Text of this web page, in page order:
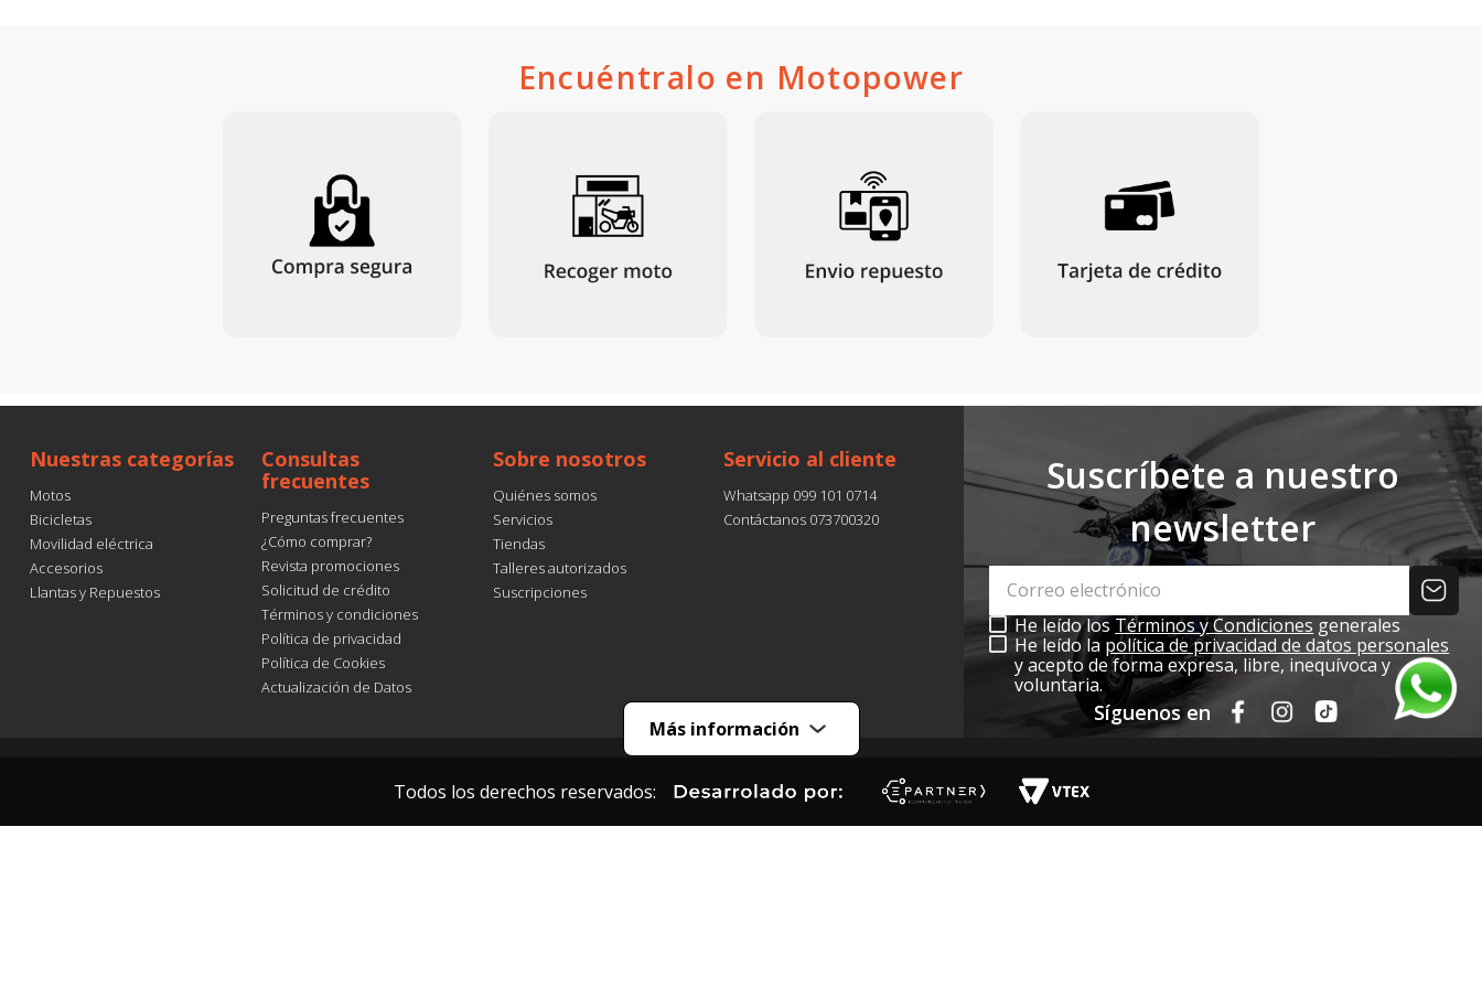
Encuéntralo en Motopower
Nuestras categorías
Motos
Bicicletas
Movilidad eléctrica
Accesorios
Llantas y Repuestos
Consultas
frecuentes
Preguntas frecuentes
¿Cómo comprar?
Revista promociones
Solicitud de crédito
Términos y condiciones
Política de privacidad
Política de Cookies
Actualización de Datos
Sobre nosotros
Quiénes somos
Servicios
Tiendas
Talleres autorizados
Suscripciones
Servicio al cliente
Whatsapp 099 101 0714
Contáctanos 073700320
Suscríbete a nuestro
newsletter
He leído los Términos y Condiciones generales
He leído la política de privacidad de datos personales
y acepto de forma expresa, libre, inequívoca y
voluntaria.
Más información
Todos los derechos reservados: